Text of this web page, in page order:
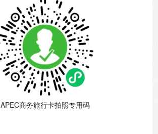
APEC商务旅行卡拍照专用码